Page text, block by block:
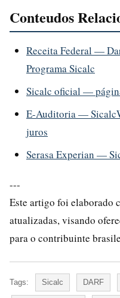
Conteudos
Receita Federal —
Programa Sicalc
Sicalc oficial —
E-Auditoria —
juros
Serasa Experian —
---
Este artigo foi elaborado
atualizadas, visando
para o contribuinte
Tags: Sicalc DARF